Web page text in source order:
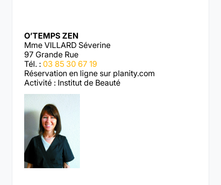
O’TEMPS ZEN
Mme VILLARD Séverine
97 Grande Rue
Tél. : 03 85 30 67 19
Réservation en ligne sur planity.com
Activité : Institut de Beauté